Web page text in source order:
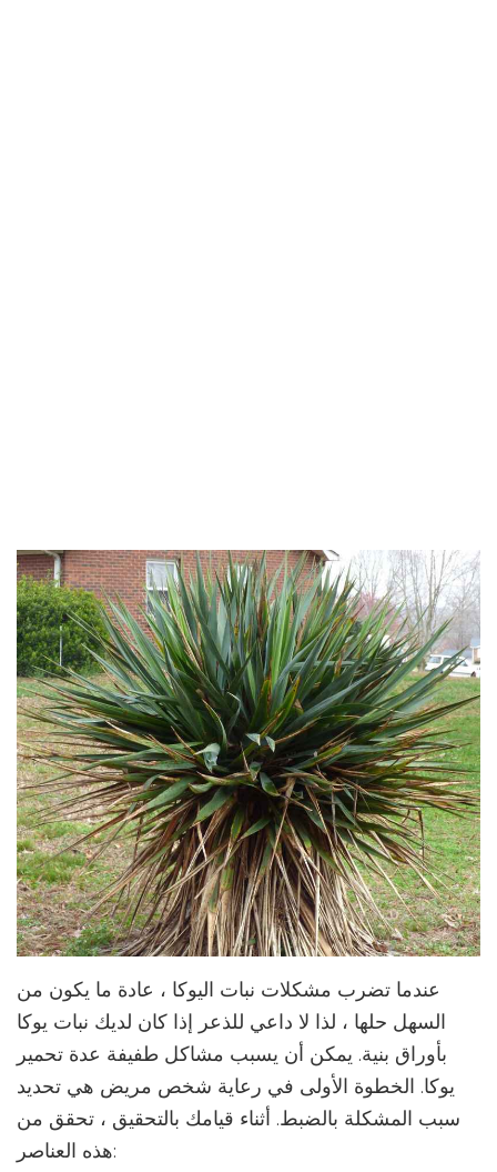
عندما تضرب مشكلات نبات اليوكا ، عادة ما يكون من
السهل حلها ، لذا لا داعي للذعر إذا كان لديك نبات يوكا
بأوراق بنية. يمكن أن يسبب مشاكل طفيفة عدة تحمير
يوكا. الخطوة الأولى في رعاية شخص مريض هي تحديد
سبب المشكلة بالضبط. أثناء قيامك بالتحقيق ، تحقق من
هذه العناصر: